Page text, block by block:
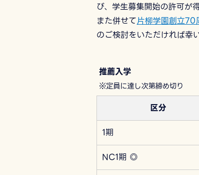
び、学生募集開始の許可が
また併せて片柳学園創立70
のご検討をいただければ幸い
推薦入学
※定員に達し次第締め切り
区分
1期
NC1期 ◎